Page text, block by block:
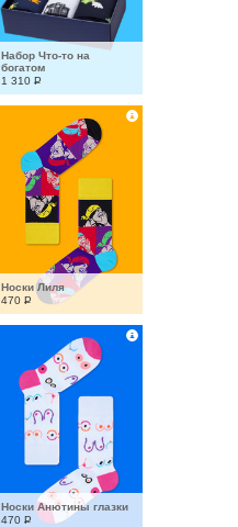
Набор Что-то на
богатом
1 310 Р
Носки Лиля
470 Р
Носки Анютины глазки
470 Р